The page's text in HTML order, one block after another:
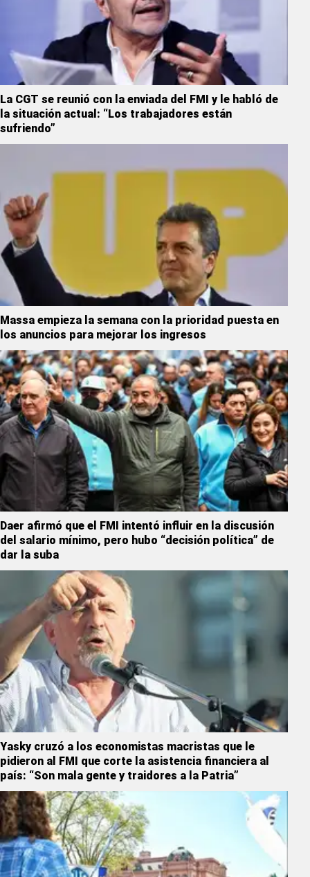
La CGT se reunió con la enviada del FMI y le habló de
la situación actual: “Los trabajadores están
sufriendo”
Massa empieza la semana con la prioridad puesta en
los anuncios para mejorar los ingresos
Daer afirmó que el FMI intentó influir en la discusión
del salario mínimo, pero hubo “decisión política” de
dar la suba
Yasky cruzó a los economistas macristas que le
pidieron al FMI que corte la asistencia financiera al
país: “Son mala gente y traidores a la Patria”